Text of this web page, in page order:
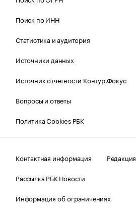
Поиск по ИНН
Статистика и аудитория
Источники данных
Источник отчетности Контур.Фокус
Вопросы и ответы
Политика Cookies РБК
Контактная информация
Редакция
Рассылка РБК Новости
Информация об ограничениях